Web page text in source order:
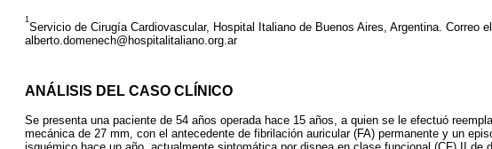
1
Servicio de Cirugía Cardiovascular, Hospital Italiano de Buenos Aires, Argentina. Correo
alberto.domenech@hospitalitaliano.org.ar
ANÁLISIS DEL CASO CLÍNICO
Se presenta una paciente de 54 años operada hace 15 años, a quien se le efectuó
mecánica de 27 mm, con el antecedente de fibrilación auricular (FA) permanente y un